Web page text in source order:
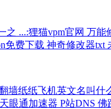
...:狸猫vpm官网 万
免费下载 神奇修改器
墙纸纸飞机英文名叫
眼通加速器 P站DNS